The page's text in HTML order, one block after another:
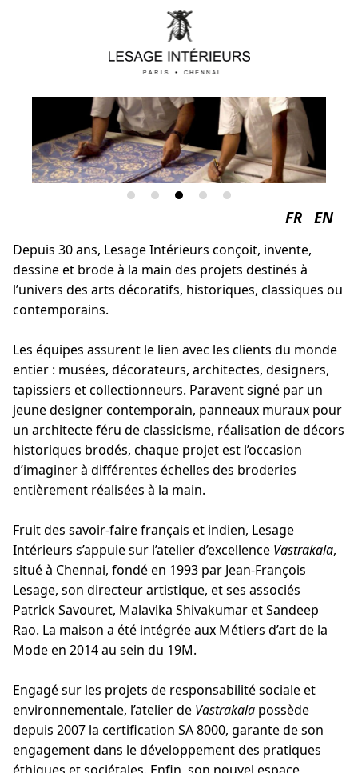
FR EN
Depuis 30 ans, Lesage Intérieurs conçoit, invente,
dessine et brode à la main des projets destinés à
l’univers des arts décoratifs, historiques, classiques ou
contemporains.
Les équipes assurent le lien avec les clients du monde
entier : musées, décorateurs, architectes, designers,
tapissiers et collectionneurs. Paravent signé par un
jeune designer contemporain, panneaux muraux pour
un architecte féru de classicisme, réalisation de décors
historiques brodés, chaque projet est l’occasion
d’imaginer à différentes échelles des broderies
entièrement réalisées à la main.
Fruit des savoir-faire français et indien, Lesage
Intérieurs s’appuie sur l’atelier d’excellence Vastrakala,
situé à Chennai, fondé en 1993 par Jean-François
Lesage, son directeur artistique, et ses associés
Patrick Savouret, Malavika Shivakumar et Sandeep
Rao. La maison a été intégrée aux Métiers d’art de la
Mode en 2014 au sein du 19M.
Engagé sur les projets de responsabilité sociale et
environnementale, l’atelier de Vastrakala possède
depuis 2007 la certification SA 8000, garante de son
engagement dans le développement des pratiques